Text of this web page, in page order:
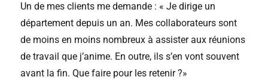
Un de mes clients me demande : « Je dirige un
département depuis un an. Mes collaborateurs sont
de moins en moins nombreux à assister aux réunions
de travail que j’anime. En outre, ils s’en vont souvent
avant la fin. Que faire pour les retenir ?»